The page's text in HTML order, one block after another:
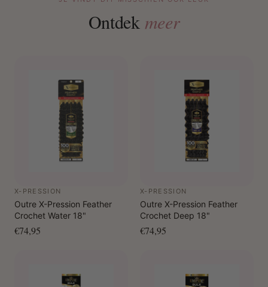
Ontdek meer
X-PRESSION
Outre X-Pression Feather
Crochet Water 18"
€74,95
X-PRESSION
Outre X-Pression Feather
Crochet Deep 18"
€74,95